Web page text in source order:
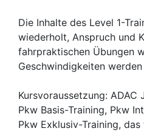
Die Inhalte des Level 1-
wiederholt, Anspruch und
fahrpraktischen Übungen
Geschwindigkeiten
Kursvoraussetzung: ADAC
Pkw Basis-Training, Pkw
Pkw Exklusiv-Training,